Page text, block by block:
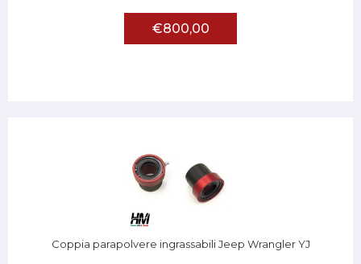
€800,00
Coppia parapolvere ingrassabili Jeep Wrangler YJ